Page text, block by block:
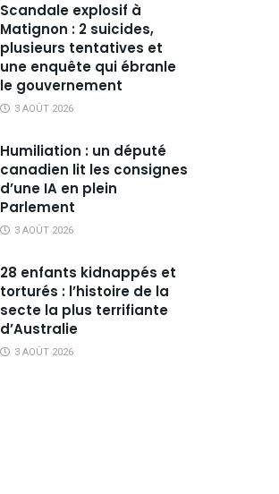
Scandale explosif à
Matignon : 2 suicides,
plusieurs tentatives et
une enquête qui ébranle
le gouvernement
3 AOÛT 2026
Humiliation : un député
canadien lit les consignes
d’une IA en plein
Parlement
3 AOÛT 2026
28 enfants kidnappés et
torturés : l’histoire de la
secte la plus terrifiante
d’Australie
3 AOÛT 2026